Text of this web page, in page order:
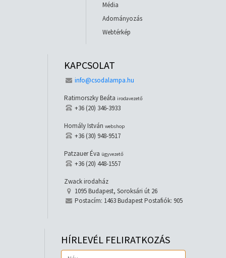
Média
Adományozás
Webtérkép
KAPCSOLAT
info@csodalampa.hu
Ratimorszky Beáta irodavezető
+36 (20) 346-3933
Homály István webshop
+36 (30) 948-9517
Patzauer Éva ügyvezető
+36 (20) 448-1557
Zwack irodaház
1095 Budapest, Soroksári út 26
Postacím: 1463 Budapest Postafiók: 905
HÍRLEVÉL FELIRATKOZÁS